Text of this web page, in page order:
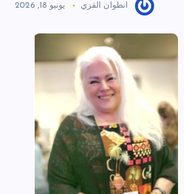
انطوان القزي يونيو 18, 2026